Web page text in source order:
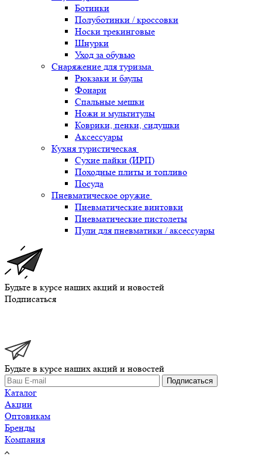
Ботинки
Полуботинки / кроссовки
Носки трекинговые
Шнурки
Уход за обувью
Снаряжение для туризма
Рюкзаки и баулы
Фонари
Спальные мешки
Ножи и мультитулы
Коврики, пенки, сидушки
Аксессуары
Кухня туристическая
Сухие пайки (ИРП)
Походные плиты и топливо
Посуда
Пневматическое оружие
Пневматические винтовки
Пневматические пистолеты
Пули для пневматики / аксессуары
Будьте в курсе наших акций и новостей
Подписаться
Будьте в курсе наших акций и новостей
Подписаться
Каталог
Акции
Оптовикам
Бренды
Компания